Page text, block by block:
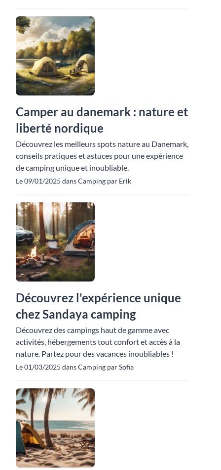
Camper au danemark : nature et
liberté nordique
Découvrez les meilleurs spots nature au Danemark,
conseils pratiques et astuces pour une expérience
de camping unique et inoubliable.
Le 09/01/2025 dans Camping par Erik
Découvrez l'expérience unique
chez Sandaya camping
Découvrez des campings haut de gamme avec
activités, hébergements tout confort et accès à la
nature. Partez pour des vacances inoubliables !
Le 01/03/2025 dans Camping par Sofia